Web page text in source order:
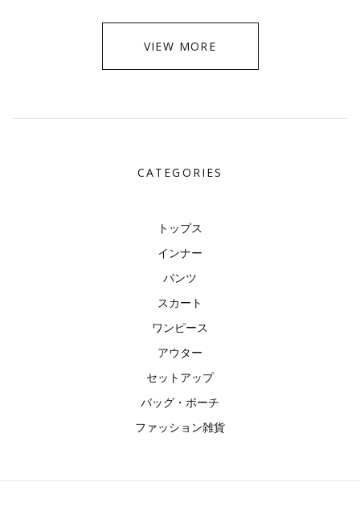
VIEW MORE
CATEGORIES
トップス
インナー
パンツ
スカート
ワンピース
アウター
セットアップ
バッグ・ポーチ
ファッション雑貨